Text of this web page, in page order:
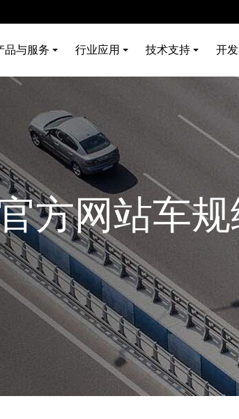
品与服务 行业应用 技术支持 开
方网站车